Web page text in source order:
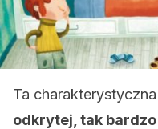
Ta
odkrytej, tak